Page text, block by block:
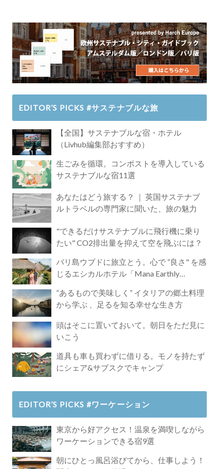
EDITOR’S PICKS #サステナブルな旅
【全国】サステナブルな宿・ホテル
（Livhub編集部おすすめ）
生ごみを循環。コンポストを導入している
サステナブルな宿11選
あなたはどう旅する？ ｜ 英国サステナブ
ルトラベルの専門家に聞いた、旅の魅力
"できるだけサステナブルに飛行機に乗り
たい" CO2排出量を抑えて空を飛ぶには？
バリ島ウブドに旅立とう。心で ”良さ" を感
じるエシカルホテル「Mana Earthly
“あるもので美味しく” イタリアの郷土料理
から学ぶ 、足るを知る幸せな生き方
頭はそこに置いておいて。朝日をただ見に
いこう
道具も車も買わずに借りる。モノを持たず
にシェア&サブスクでキャンプ
EDITOR’S PICKS #ワーケーション
東京から好アクセス！温泉を満喫しながら
ワーケーションできる宿9選
朝にひとっ風呂浴びてから、仕事しよう！